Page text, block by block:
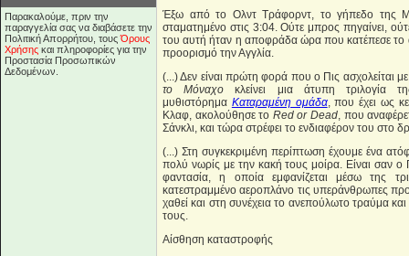
Παρακαλούμε, πριν την
παραγγελία σας να διαβάσετε την
Πολιτική Απορρήτου, τουςΌρους
Χρήσης και πληροφορίες για την
Προστασία Προσωπικών
Δεδομένων.
Έξω από το Ολντ Τράφορντ, το γήπεδο της
σταματημένο στις 3:04. Ούτε μπρος πηγαίνει,
του αυτή ήταν η αποφράδα ώρα που κατέπεσε
προορισμό την Αγγλία.
(...) Δεν είναι πρώτη φορά που ο Πις ασχολείται
το Μόναχο κλείνει μια άτυπη τριλογία
μυθιστόρημα Καταραμένη ομάδα, που έχει ως
Κλαφ, ακολούθησε το Red or Dead, που
Σάνκλι, και τώρα στρέφει το ενδιαφέρον του στο
(...) Στη συγκεκριμένη περίπτωση έχουμε ένα
πολύ νωρίς με την κακή τους μοίρα. Είναι σαν ο
φαντασία, η οποία εμφανίζεται μέσω της
κατεστραμμένο αεροπλάνο τις υπεράνθρωπες
χαθεί και στη συνέχεια το ανεπούλωτο τραύμα
τους.
Αίσθηση καταστροφής